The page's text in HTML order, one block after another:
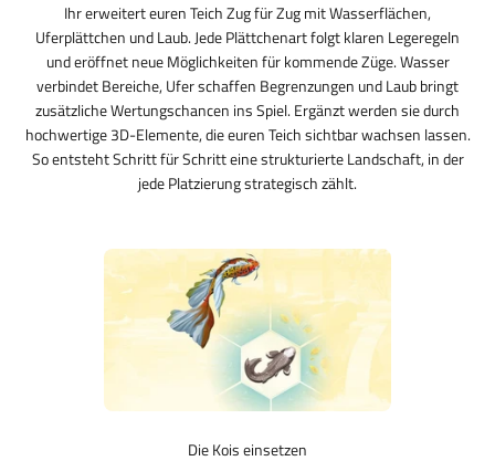
Ihr erweitert euren Teich Zug für Zug mit Wasserflächen,
Uferplättchen und Laub. Jede Plättchenart folgt klaren Lege­regeln
und eröffnet neue Möglichkeiten für kommende Züge. Wasser
verbindet Bereiche, Ufer schaffen Begrenzungen und Laub bringt
zusätzliche Wertungschancen ins Spiel. Ergänzt werden sie durch
hochwertige 3D-Elemente, die euren Teich sichtbar wachsen lassen.
So entsteht Schritt für Schritt eine strukturierte Landschaft, in der
jede Platzierung strategisch zählt.
Die Kois einsetzen